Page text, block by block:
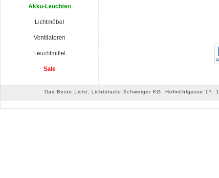
Akku-Leuchten
Lichtmöbel
Ventilatoren
Leuchtmittel
Sale
Das Beste Licht, Lichtstudio Schweiger KG, Hofmühlgasse